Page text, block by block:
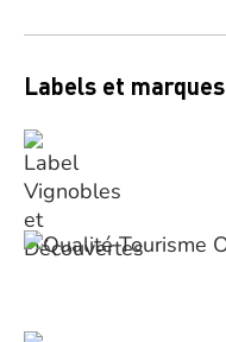
Labels et marques